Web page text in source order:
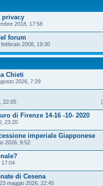
privacy
2018, 17:58
forum
2008, 19:30
Chieti
2026, 7:29
22:05
di Firenze 14-16 -10- 2020
23:20
imperiale Giapponese
2026, 9:52
17:04
di Cesena
maggio 2026, 22:45